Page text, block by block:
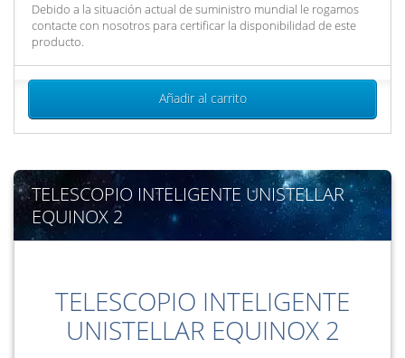
Debido a la situación actual de suministro mundial le rogamos
contacte con nosotros para certificar la disponibilidad de este
producto.
Añadir al carrito
TELESCOPIO INTELIGENTE UNISTELLAR
EQUINOX 2
TELESCOPIO INTELIGENTE
UNISTELLAR EQUINOX 2